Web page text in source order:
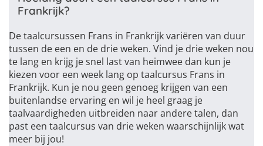
Frankrijk?
De taalcursussen Frans in Frankrijk variëren van duur
tussen de een en de drie weken. Vind je drie weken nou
te lang en krijg je snel last van heimwee dan kun je
kiezen voor een week lang op taalcursus Frans in
Frankrijk. Kun je nou geen genoeg krijgen van een
buitenlandse ervaring en wil je heel graag je
taalvaardigheden uitbreiden naar andere talen, dan
past een taalcursus van drie weken waarschijnlijk wat
meer bij jou!